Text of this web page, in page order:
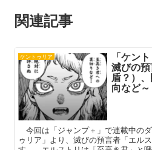
関連記事
ケントゥリア 「ケン
滅びの
盾？）
向など～
今回は「ジャンプ＋」で連載中の
ゥリア」より、滅びの預言者「エル